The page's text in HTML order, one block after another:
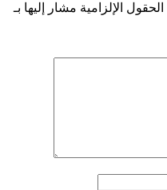
الحقول الإلزامية مشار إليها بـ